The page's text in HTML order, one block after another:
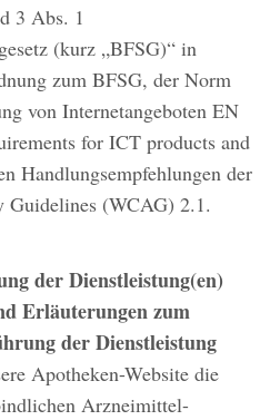
3 Abs. 1
(kurz „BFSG)“ in
zum BFSG, der Norm
von Internetangeboten EN
for ICT products and
Handlungsempfehlungen der
Guidelines (WCAG) 2.1.
der Dienstleistung(en)
Erläuterungen zum
der Dienstleistung
Apotheken-Website die
Arzneimittel-